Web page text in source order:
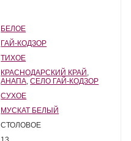
БЕЛОЕ
ГАЙ-КОДЗОР
ТИХОЕ
КРАСНОДАРСКИЙ КРАЙ
АНАПА ,СЕЛО ГАЙ-КОДЗОР
СУХОЕ
МУСКАТ БЕЛЫЙ
СТОЛОВОЕ